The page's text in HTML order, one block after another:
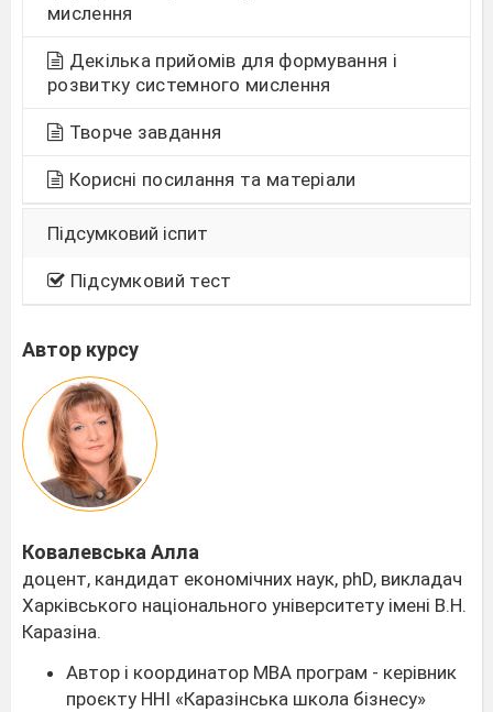
мислення
Декілька прийомів для формування і
розвитку системного мислення
Творче завдання
Корисні посилання та матеріали
Підсумковий іспит
Підсумковий тест
Автор курсу
Ковалевська Алла
доцент, кандидат економічних наук, phD, викладач
Харківського національного університету імені В.Н.
Каразіна.
Автор і координатор MBA програм - керівник
проєкту ННІ «Каразінська школа бізнесу»